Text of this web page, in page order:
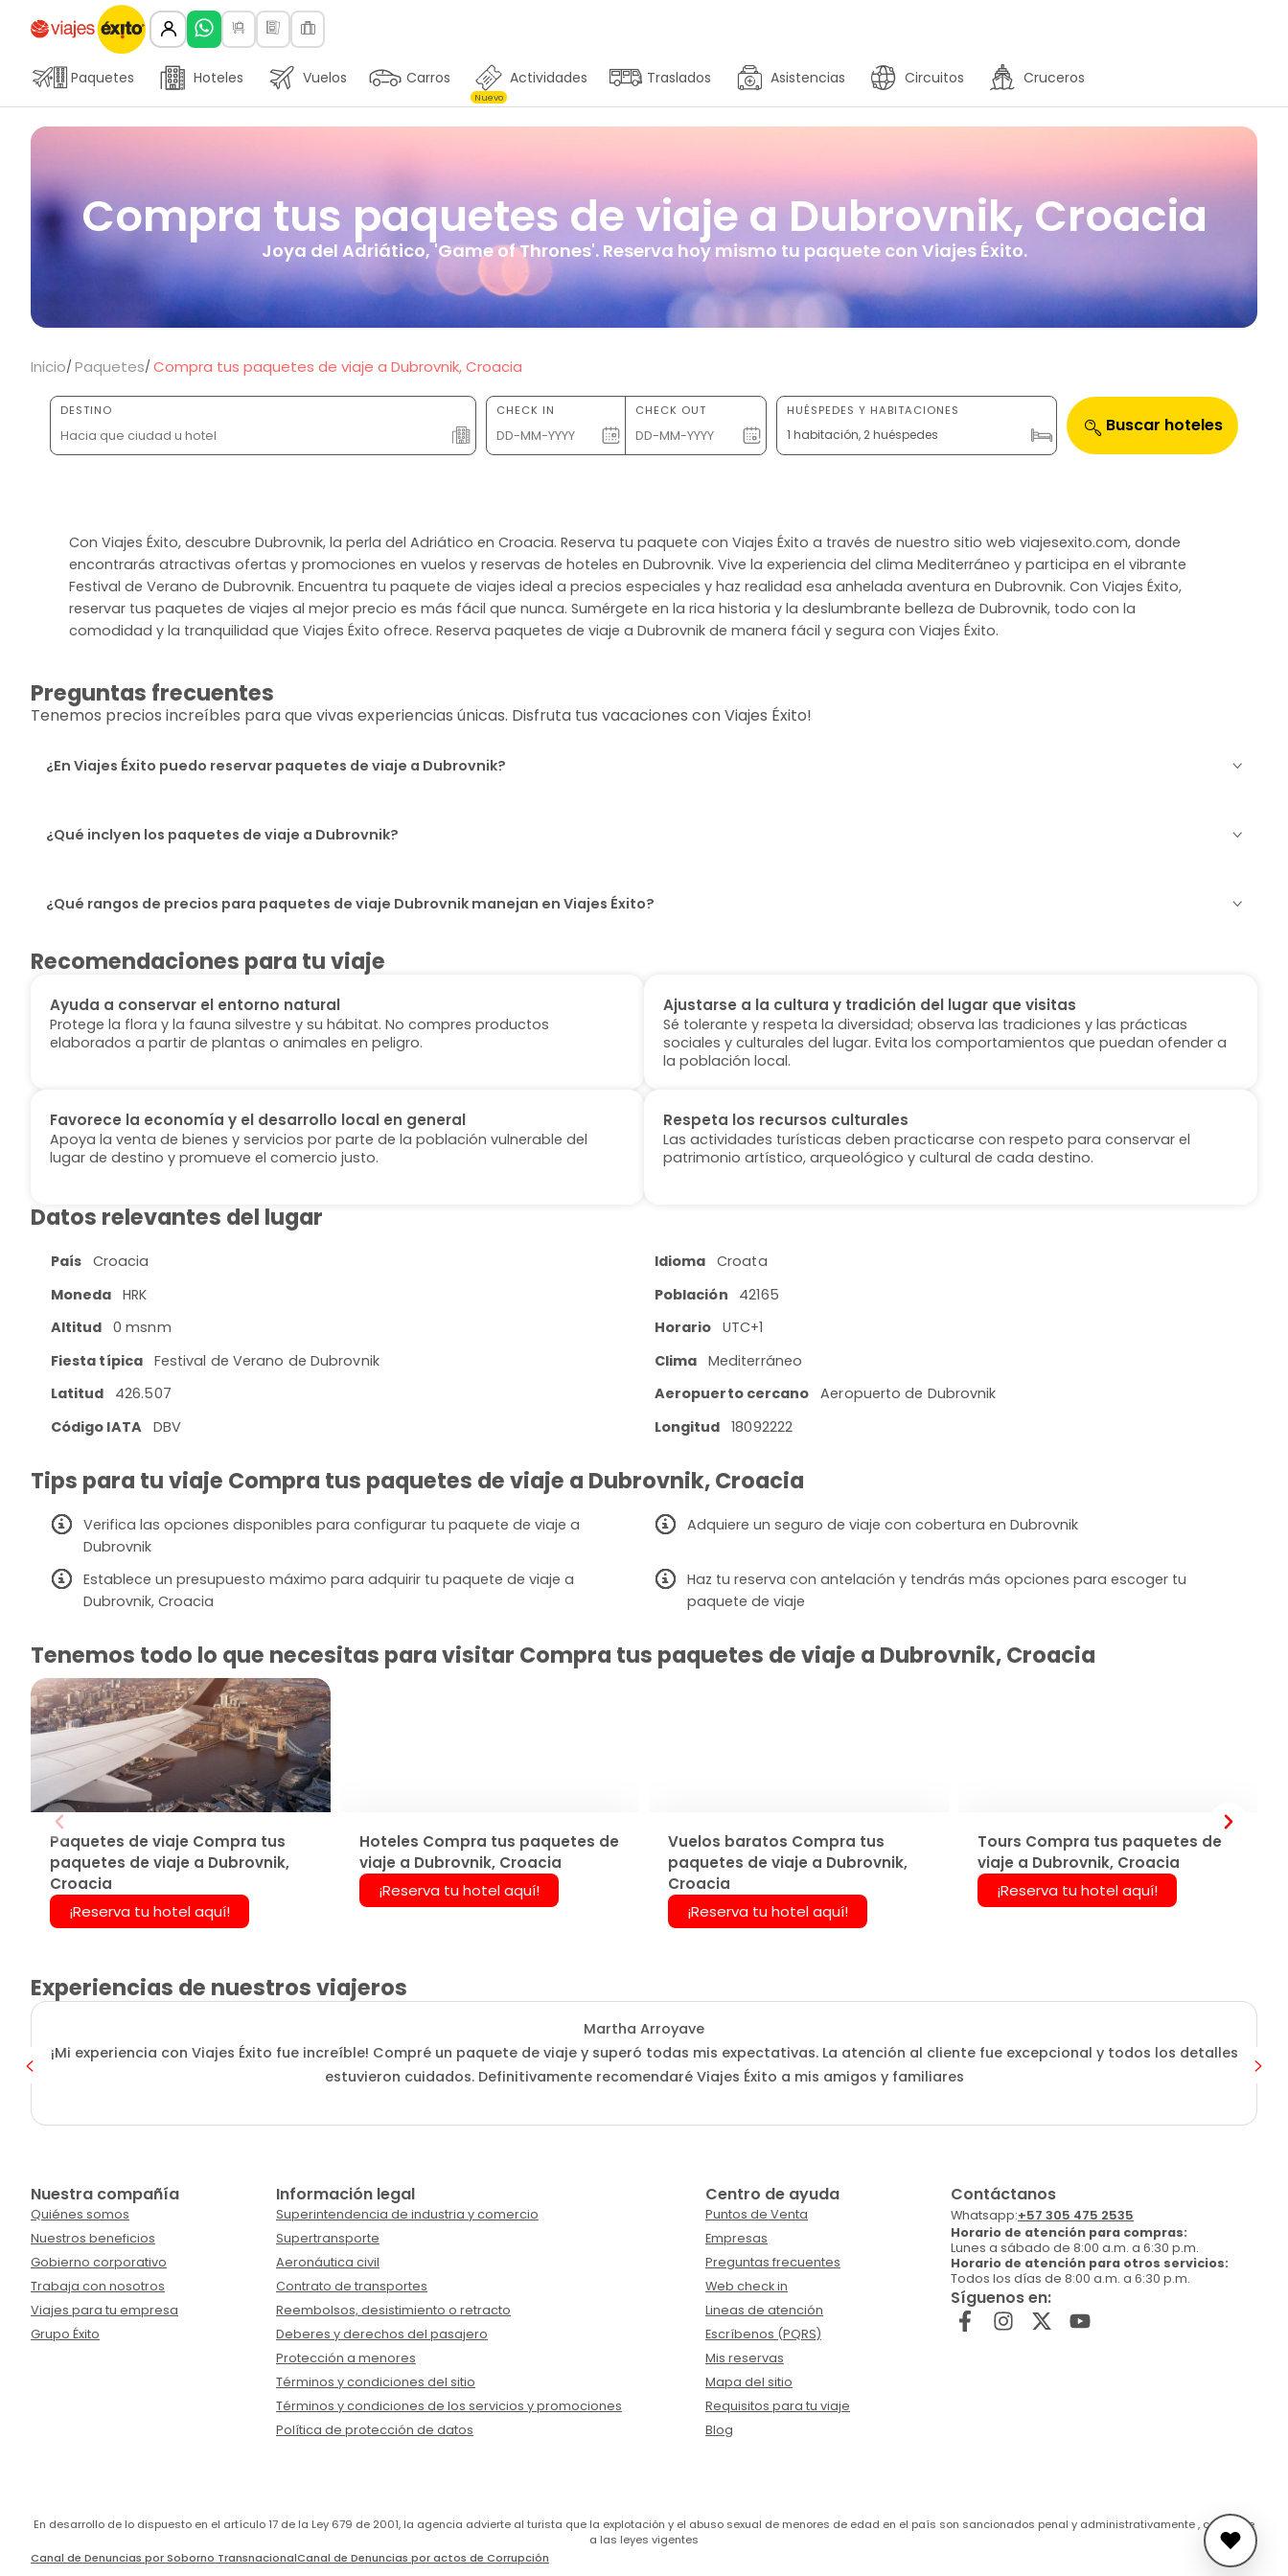
Paquetes Hoteles Vuelos Carros Actividades
Nuevo
Traslados Asistencias Circuitos Cruceros
Compra tus paquetes de viaje a Dubrovnik, Croacia
Joya del Adriático, 'Game of Thrones'. Reserva hoy mismo tu paquete con Viajes Éxito.
Inicio Paquetes Compra tus paquetes de viaje a Dubrovnik, Croacia
DESTINO CHECK IN CHECK OUT HUÉSPEDES Y HABITACIONES
1 habitación, 2 huéspedes Buscar hoteles
Con Viajes Éxito, descubre Dubrovnik, la perla del Adriático en Croacia. Reserva tu paquete con Viajes Éxito a través de nuestro sitio web viajesexito.com, donde
encontrarás atractivas ofertas y promociones en vuelos y reservas de hoteles en Dubrovnik. Vive la experiencia del clima Mediterráneo y participa en el vibrante
Festival de Verano de Dubrovnik. Encuentra tu paquete de viajes ideal a precios especiales y haz realidad esa anhelada aventura en Dubrovnik. Con Viajes Éxito,
reservar tus paquetes de viajes al mejor precio es más fácil que nunca. Sumérgete en la rica historia y la deslumbrante belleza de Dubrovnik, todo con la
comodidad y la tranquilidad que Viajes Éxito ofrece. Reserva paquetes de viaje a Dubrovnik de manera fácil y segura con Viajes Éxito.
Preguntas frecuentes
Tenemos precios increíbles para que vivas experiencias únicas. Disfruta tus vacaciones con Viajes Éxito!
¿En Viajes Éxito puedo reservar paquetes de viaje a Dubrovnik?
¿Qué inclyen los paquetes de viaje a Dubrovnik?
¿Qué rangos de precios para paquetes de viaje Dubrovnik manejan en Viajes Éxito?
Recomendaciones para tu viaje
Ayuda a conservar el entorno natural
Protege la flora y la fauna silvestre y su hábitat. No compres productos
elaborados a partir de plantas o animales en peligro.
Ajustarse a la cultura y tradición del lugar que visitas
Sé tolerante y respeta la diversidad; observa las tradiciones y las prácticas
sociales y culturales del lugar. Evita los comportamientos que puedan ofender a
la población local.
Favorece la economía y el desarrollo local en general
Apoya la venta de bienes y servicios por parte de la población vulnerable del
lugar de destino y promueve el comercio justo.
Respeta los recursos culturales
Las actividades turísticas deben practicarse con respeto para conservar el
patrimonio artístico, arqueológico y cultural de cada destino.
Datos relevantes del lugar
País Croacia Idioma Croata
Moneda HRK Población
42165
Altitud
0 msnm Horario
UTC+1
Fiesta típica Festival de Verano de Dubrovnik Clima Mediterráneo
Latitud
426.507 Aeropuerto cercano
Aeropuerto de Dubrovnik
Código IATA
DBV Longitud 18092222
Tips para tu viaje Compra tus paquetes de viaje a Dubrovnik, Croacia
Verifica las opciones disponibles para configurar tu paquete de viaje a
Dubrovnik
Adquiere un seguro de viaje con cobertura en Dubrovnik
Establece un presupuesto máximo para adquirir tu paquete de viaje a
Dubrovnik, Croacia
Haz tu reserva con antelación y tendrás más opciones para escoger tu
paquete de viaje
Tenemos todo lo que necesitas para visitar Compra tus paquetes de viaje a Dubrovnik, Croacia
Paquetes de viaje Compra tus
paquetes de viaje a Dubrovnik,
Croacia
¡Reserva tu hotel aquí!
Hoteles Compra tus paquetes de
viaje a Dubrovnik, Croacia
¡Reserva tu hotel aquí!
Vuelos baratos Compra tus
paquetes de viaje a Dubrovnik,
Croacia
¡Reserva tu hotel aquí!
Tours Compra tus paquetes de
viaje a Dubrovnik, Croacia
¡Reserva tu hotel aquí!
Experiencias de nuestros viajeros
Martha Arroyave
¡Mi experiencia con Viajes Éxito fue increíble! Compré un paquete de viaje y superó todas mis expectativas. La atención al cliente fue excepcional y todos los detalles
estuvieron cuidados. Definitivamente recomendaré Viajes Éxito a mis amigos y familiares
Nuestra compañía
Quiénes somos
Nuestros beneficios
Gobierno corporativo
Trabaja con nosotros
Viajes para tu empresa
Grupo Éxito
Información legal
Superintendencia de industria y comercio
Supertransporte
Aeronáutica civil
Contrato de transportes
Reembolsos, desistimiento o retracto
Deberes y derechos del pasajero
Protección a menores
Términos y condiciones del sitio
Términos y condiciones de los servicios y promociones
Política de protección de datos
Centro de ayuda
Puntos de Venta
Empresas
Preguntas frecuentes
Web check in
Lineas de atención
Escríbenos (PQRS)
Mis reservas
Mapa del sitio
Requisitos para tu viaje
Blog
Contáctanos
Whatsapp:+57 305 475 2535
Horario de atención para compras:
Lunes a sábado de 8:00 a.m. a 6:30 p.m.
Horario de atención para otros servicios:
Todos los días de 8:00 a.m. a 6:30 p.m.
Síguenos en:
En desarrollo de lo dispuesto en el artículo 17 de la Ley 679 de 2001, la agencia advierte al turista que la explotación y el abuso sexual de menores de edad en el país son sancionados penal y administrativamente , conforme
a las leyes vigentes
Canal de Denuncias por Soborno TransnacionalCanal de Denuncias por actos de Corrupción